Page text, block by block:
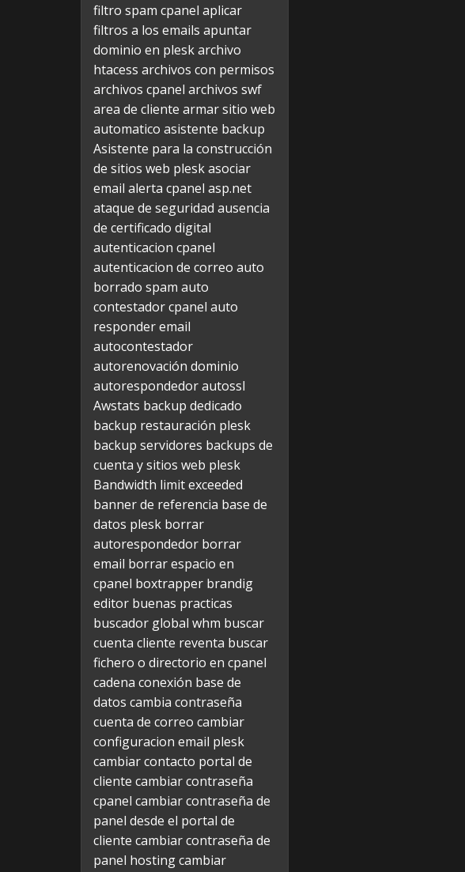
filtro spam cpanel aplicar
filtros a los emails apuntar
dominio en pleskarchivo
htacess archivos con permisos
archivos cpanel archivos swf
area de cliente armar sitio web
automatico asistente backup
Asistente para la construcción
de sitios web pleskasociar
email alerta cpanel asp.net
ataque de seguridad ausencia
de certificado digital
autenticacion cpanel
autenticacion de correo auto
borrado spam auto
contestador cpanel auto
responder email
autocontestador
autorenovación dominio
autorespondedorautossl
Awstats backup dedicado
backup restauración plesk
backup servidores backups de
cuenta y sitios web plesk
Bandwidth limit exceeded
banner de referencia base de
datos plesk borrar
autorespondedor borrar
email borrar espacio en
cpanel boxtrapper brandig
editor buenas practicas
buscador global whm buscar
cuenta cliente reventa buscar
fichero o directorio en cpanel
cadena conexión base de
datos cambia contraseña
cuenta de correo cambiar
configuracion email plesk
cambiar contacto portal de
cliente cambiar contraseña
cpanel cambiar contraseña de
panel desde el portal de
cliente cambiar contraseña de
panel hostingcambiar